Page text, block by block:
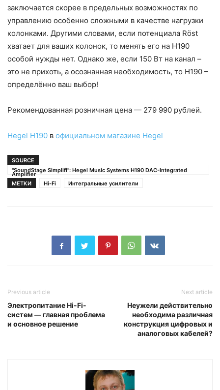
заключается скорее в предельных возможностях по
управлению особенно сложными в качестве нагрузки
колонками. Другими словами, если потенциала Röst
хватает для ваших колонок, то менять его на H190
особой нужды нет. Однако же, если 150 Вт на канал –
это не прихоть, а осознанная необходимость, то H190 –
определённо ваш выбор!
Рекомендованная розничная цена — 279 990 рублей.
Hegel H190 в официальном магазине Hegel
SOURCE
"SoundStage Simplifi": Hegel Music Systems H190 DAC-Integrated
Amplifier
МЕТКИ
Hi-Fi Интегральные усилители
Previous article
Электропитание Hi-Fi-
систем — главная проблема
и основное решение
Next article
Неужели действительно
необходима различная
конструкция цифровых и
аналоговых кабелей?